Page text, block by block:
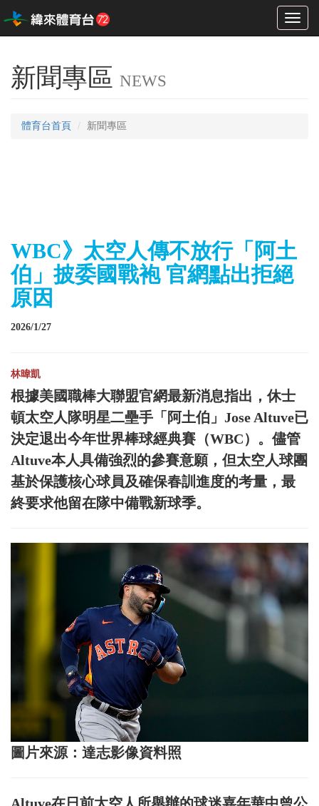
Toggle
新聞專區 NEWS
體育台首頁 新聞專區
WBC》太空人傳不放行「阿土
伯」披委國戰袍 官網點出拒絕
原因
2026/1/27
林暐凱
根據美國職棒大聯盟官網最新消息指出，休士
頓太空人隊明星二壘手「阿土伯」Jose Altuve已
決定退出今年世界棒球經典賽（WBC）。儘管
Altuve本人具備強烈的參賽意願，但太空人球團
基於保護核心球員及確保春訓進度的考量，最
終要求他留在隊中備戰新球季。
圖片來源：達志影像資料照